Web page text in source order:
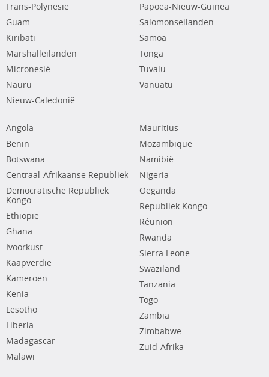
Frans-Polynesië
Guam
Kiribati
Marshalleilanden
Micronesië
Nauru
Nieuw-Caledonië
Papoea-Nieuw-Guinea
Salomonseilanden
Samoa
Tonga
Tuvalu
Vanuatu
Angola
Benin
Botswana
Centraal-Afrikaanse Republiek
Democratische Republiek
Kongo
Ethiopië
Ghana
Ivoorkust
Kaapverdië
Kameroen
Kenia
Lesotho
Liberia
Madagascar
Malawi
Mauritius
Mozambique
Namibië
Nigeria
Oeganda
Republiek Kongo
Réunion
Rwanda
Sierra Leone
Swaziland
Tanzania
Togo
Zambia
Zimbabwe
Zuid-Afrika